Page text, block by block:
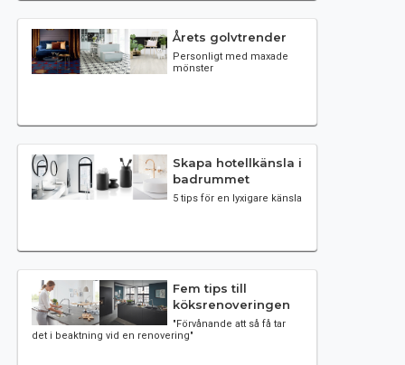
Årets golvtrender
Personligt med maxade
mönster
Skapa hotellkänsla i
badrummet
5 tips för en lyxigare känsla
Fem tips till
köksrenoveringen
"Förvånande att så få tar
det i beaktning vid en renovering"